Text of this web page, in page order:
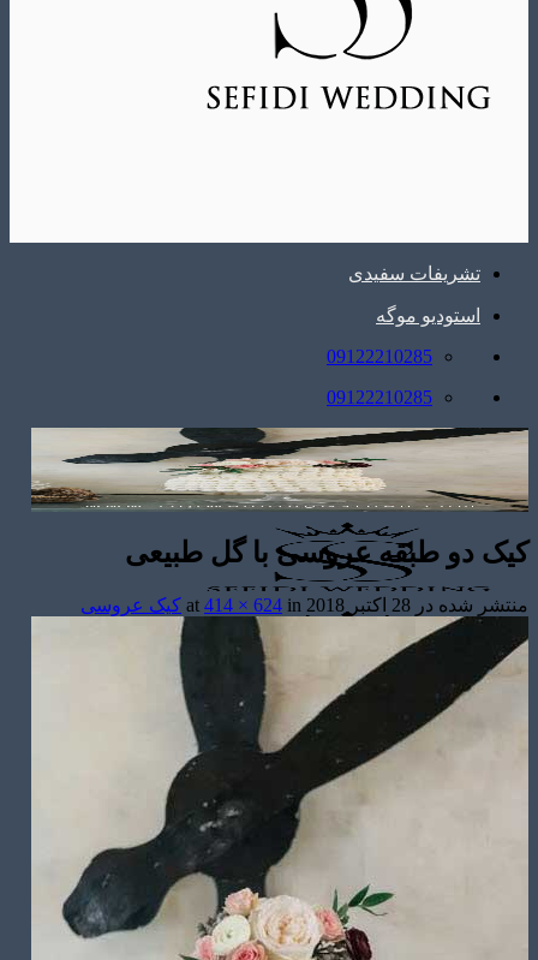
تشریفات سفیدی
استودیو موگه
09122210285
09122210285
تشریفات مجالس
استودیو عکاسی
کیک دو طبقه عروسی با گل طبیعی
منتشر شده در 28 اکتبر 2018 414 × 624 in کیک عروسی